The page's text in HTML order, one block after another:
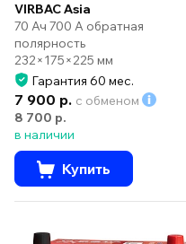
VIRBAC Asia
70 Ач 700 А обратная
полярность
232×175×225 мм
Гарантия 60 мес.
7 900 р. с обменом
8 700 р.
в наличии
Купить